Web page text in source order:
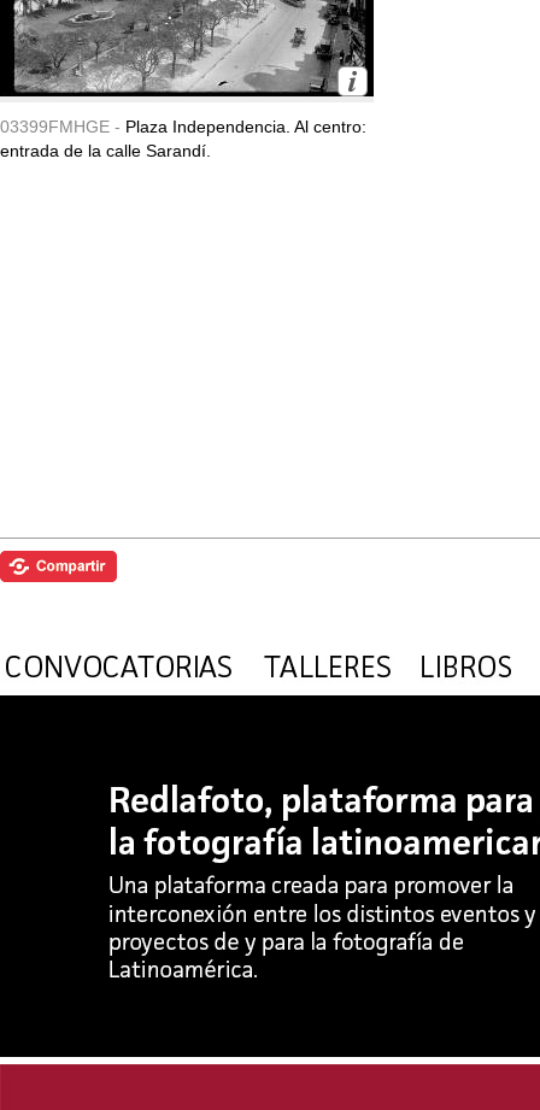
03399FMHGE - Plaza Independencia. Al centro:
entrada de la calle Sarandí.